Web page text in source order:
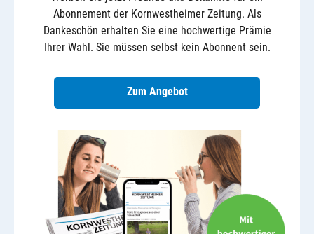
Abonnement der Kornwestheimer Zeitung. Als
Dankeschön erhalten Sie eine hochwertige Prämie
Ihrer Wahl. Sie müssen selbst kein Abonnent sein.
Zum Angebot